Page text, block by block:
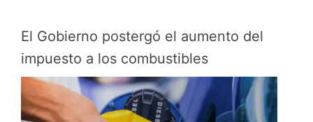
El Gobierno postergó el aumento del
impuesto a los combustibles